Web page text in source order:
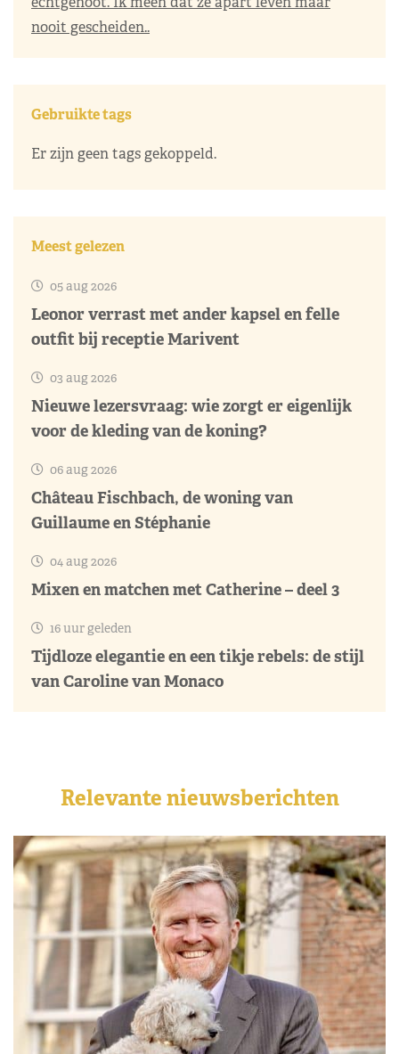
nooit gescheiden..
Gebruikte tags
Er zijn geen tags gekoppeld.
Meest gelezen
05 aug 2026
Leonor verrast met ander kapsel en felle
outfit bij receptie Marivent
03 aug 2026
Nieuwe lezersvraag: wie zorgt er eigenlijk
voor de kleding van de koning?
06 aug 2026
Château Fischbach, de woning van
Guillaume en Stéphanie
04 aug 2026
Mixen en matchen met Catherine – deel 3
16 uur geleden
Tijdloze elegantie en een tikje rebels: de stijl
van Caroline van Monaco
Relevante nieuwsberichten